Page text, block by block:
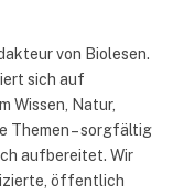
von Biolesen.
sich auf
Wissen, Natur,
Themen – sorgfältig
aufbereitet. Wir
öffentlich